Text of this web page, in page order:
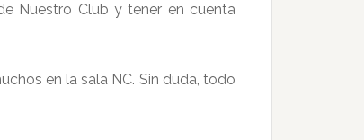
Nuestro Club y tener en cuenta
en la sala NC. Sin duda, todo